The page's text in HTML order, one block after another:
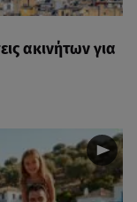
ακινήτων για